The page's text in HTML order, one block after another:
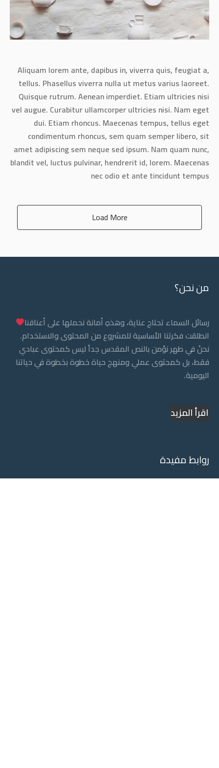
Aliquam lorem ante, dapibus in, viverra quis, feugiat a,
tellus. Phasellus viverra nulla ut metus varius laoreet.
Quisque rutrum. Aenean imperdiet. Etiam ultricies nisi
vel augue. Curabitur ullamcorper ultricies nisi. Nam eget
dui. Etiam rhoncus. Maecenas tempus, tellus eget
condimentum rhoncus, sem quam semper libero, sit
amet adipiscing sem neque sed ipsum. Nam quam nunc,
blandit vel, luctus pulvinar, hendrerit id, lorem. Maecenas
nec odio et ante tincidunt tempus
Load More
من نحن؟
رسائل السماء تحتاج عناية، وهذهِ أمانة نحملها على أعناقنا
انطلقت فكرتنا الأساسية للمشروع من المحتوى والاستخدام.
نحنُ في طهر نؤمن بالنص المقدس جداً ليس كمحتوى عبادي
فقط، بل كمحتوى عملي ومنهج حياة خطوة بخطوة في حياتنا
اليومية.
اقرأ المزيد
روابط مفيدة